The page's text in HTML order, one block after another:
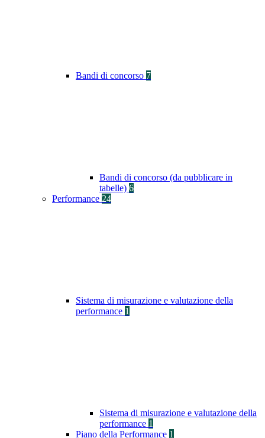
Bandi di concorso 7
Bandi di concorso (da pubblicare in
tabelle) 6
Performance 24
Sistema di misurazione e valutazione della
performance 1
Sistema di misurazione e valutazione della
performance 1
Piano della Performance 1